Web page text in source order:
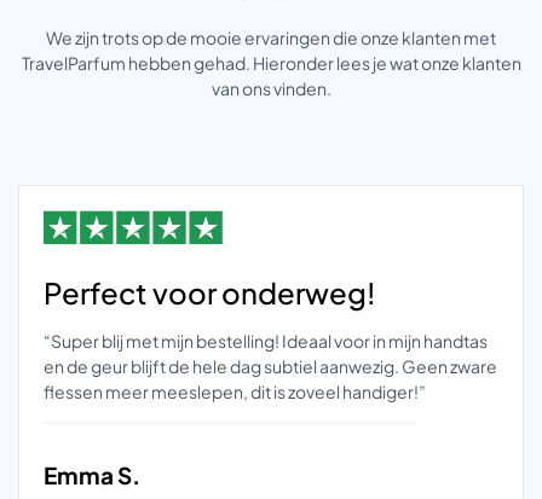
We zijn trots op de mooie ervaringen die onze klanten met
TravelParfum hebben gehad. Hieronder lees je wat onze klanten
van ons vinden.
Perfect voor onderweg!
“Super blij met mijn bestelling! Ideaal voor in mijn handtas
en de geur blijft de hele dag subtiel aanwezig. Geen zware
flessen meer meeslepen, dit is zoveel handiger!”
Emma S.